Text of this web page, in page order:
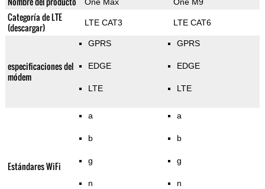
Categoría de LTE
(descargar)
LTE CAT3 LTE CAT6
especificaciones del
módem
GPRS
EDGE
LTE
GPRS
EDGE
LTE
Estándares WiFi
a
b
g
n
a
b
g
n